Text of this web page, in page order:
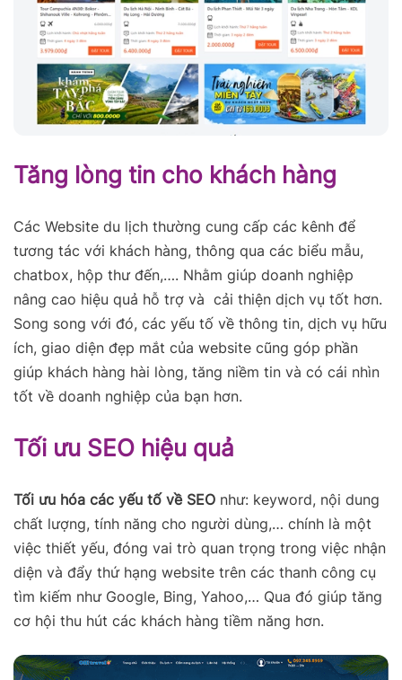
Tăng lòng tin cho khách hàng
Các Website du lịch thường cung cấp các kênh để
tương tác với khách hàng, thông qua các biểu mẫu,
chatbox, hộp thư đến,…. Nhằm giúp doanh nghiệp
nâng cao hiệu quả hỗ trợ và cải thiện dịch vụ tốt hơn.
Song song với đó, các yếu tố về thông tin, dịch vụ hữu
ích, giao diện đẹp mắt của website cũng góp phần
giúp khách hàng hài lòng, tăng niềm tin và có cái nhìn
tốt về doanh nghiệp của bạn hơn.
Tối ưu SEO hiệu quả
Tối ưu hóa các yếu tố về SEO như: keyword, nội dung
chất lượng, tính năng cho người dùng,… chính là một
việc thiết yếu, đóng vai trò quan trọng trong việc nhận
diện và đẩy thứ hạng website trên các thanh công cụ
tìm kiếm như Google, Bing, Yahoo,… Qua đó giúp tăng
cơ hội thu hút các khách hàng tiềm năng hơn.